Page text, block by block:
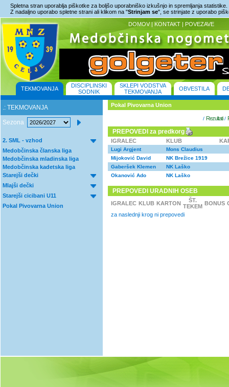
Spletna stran uporablja piškotke za boljšo uporabniško izkušnjo in spremljanja statistike.
Z nadaljno uporabo spletne strani ali klikom na "Strinjam se", se strinjate z uporabo
DOMOV | KONTAKT | POVEZAVE
TEKMOVANJA
DISCIPLINSKI
SODNIK
SKLEPI VODSTVA
TEKMOVANJA
OBVESTILA
.: TEKMOVANJA
Sezona
2. SML - vzhod
Medobčinska članska liga
Medobčinska mladinska liga
Medobčinska kadetska liga
Starejši dečki
Mlajši dečki
Starejši cicibani U11
Pokal Pivovarna Union
Pokal Pivovarna Union
/ Rezultati/
PREPOVEDI za predkorg
IGRALEC KLUB
Lugi Argjent
Mons Claudius
Mijoković David
NK Brežice 1919
Gaberšek Klemen
NK Laško
Okanović Ado
NK Laško
PREPOVEDI URADNIH OSEB
IGRALEC KLUB KARTON
ŠT.
TEKEM BONUS
za naslednji krog ni prepovedi